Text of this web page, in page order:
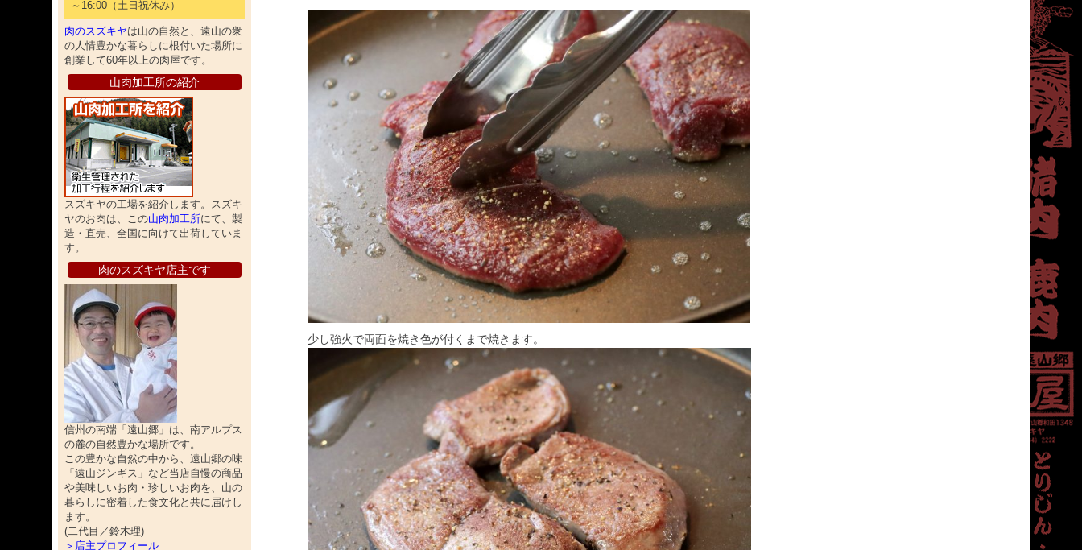
～16:00（土日祝休み）
肉のスズキヤは山の自然と、遠山の衆
の人情豊かな暮らしに根付いた場所に
創業して60年以上の肉屋です。
山肉加工所の紹介
スズキヤの工場を紹介します。スズキ
ヤのお肉は、この山肉加工所にて、製
造・直売、全国に向けて出荷していま
す。
肉のスズキヤ店主です
信州の南端「遠山郷」は、南アルプス
の麓の自然豊かな場所です。
この豊かな自然の中から、遠山郷の味
「遠山ジンギス」など当店自慢の商品
や美味しいお肉・珍しいお肉を、山の
暮らしに密着した食文化と共に届けし
ます。
(二代目／鈴木理)
＞店主プロフィール
少し強火で両面を焼き色が付くまで焼きます。